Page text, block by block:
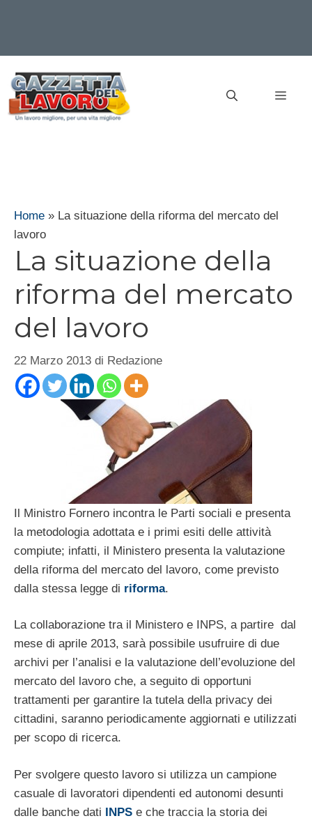
contenuto
Home » La situazione della riforma del mercato del
lavoro
La situazione della
riforma del mercato
del lavoro
22 Marzo 2013 di Redazione
Il Ministro Fornero incontra le Parti sociali e presenta
la metodologia adottata e i primi esiti delle attività
compiute; infatti, il Ministero presenta la valutazione
della riforma del mercato del lavoro, come previsto
dalla stessa legge di riforma.
La collaborazione tra il Ministero e INPS, a partire dal
mese di aprile 2013, sarà possibile usufruire di due
archivi per l’analisi e la valutazione dell’evoluzione del
mercato del lavoro che, a seguito di opportuni
trattamenti per garantire la tutela della privacy dei
cittadini, saranno periodicamente aggiornati e utilizzati
per scopo di ricerca.
Per svolgere questo lavoro si utilizza un campione
casuale di lavoratori dipendenti ed autonomi desunti
dalle banche dati INPS e che traccia la storia dei